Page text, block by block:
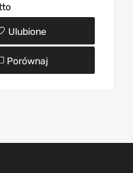
Ulubione
Porównaj